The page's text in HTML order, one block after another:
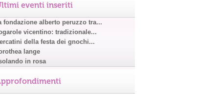
eventi inseriti
fondazione alberto peruzzo tra...
vicentino: tradizionale...
della festa dei gnochi...
lange
in rosa